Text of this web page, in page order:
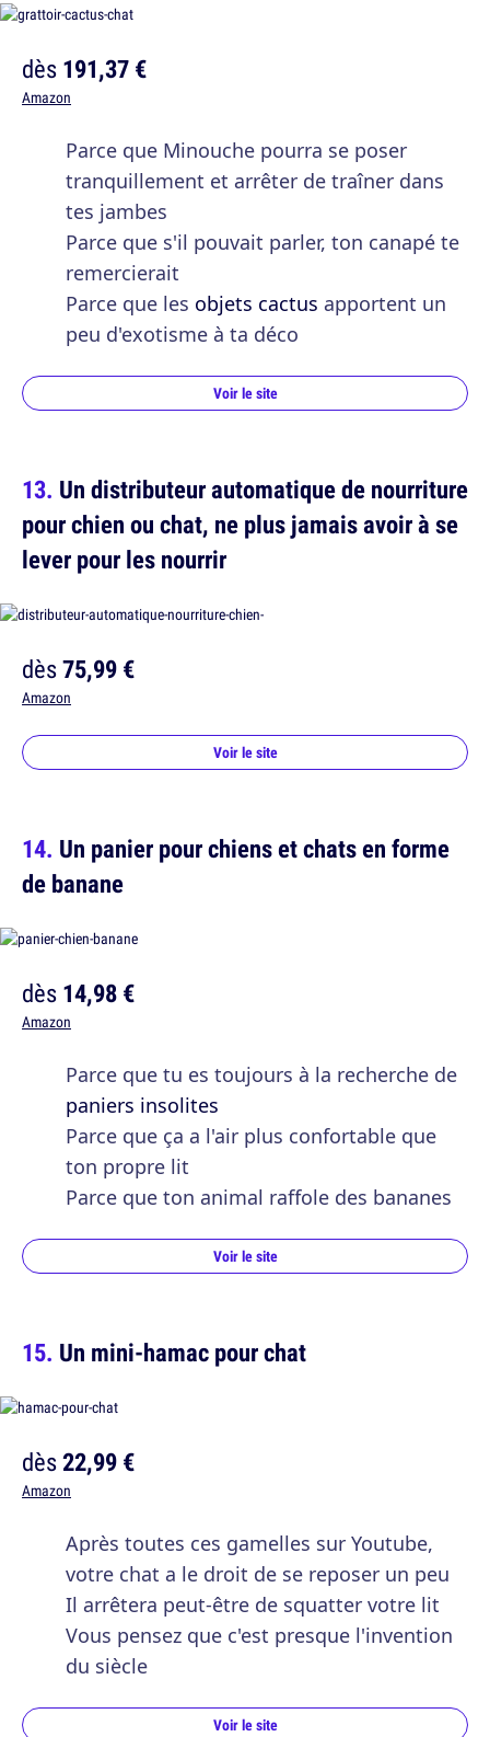
dès191,37 €
Amazon
Parce que Minouche pourra se poser
tranquillement et arrêter de traîner dans
tes jambes
Parce que s'il pouvait parler, ton canapé te
remercierait
Parce que les objets cactus apportent un
peu d'exotisme à ta déco
Voir le site
Un distributeur automatique de nourriture
pour chien ou chat, ne plus jamais avoir à se
lever pour les nourrir
dès75,99 €
Amazon
Voir le site
Un panier pour chiens et chats en forme
de banane
dès14,98 €
Amazon
Parce que tu es toujours à la recherche de
paniers insolites
Parce que ça a l'air plus confortable que
ton propre lit
Parce que ton animal raffole des bananes
Voir le site
Un mini-hamac pour chat
dès22,99 €
Amazon
Après toutes ces gamelles sur Youtube,
votre chat a le droit de se reposer un peu
Il arrêtera peut-être de squatter votre lit
Vous pensez que c'est presque l'invention
du siècle
Voir le site